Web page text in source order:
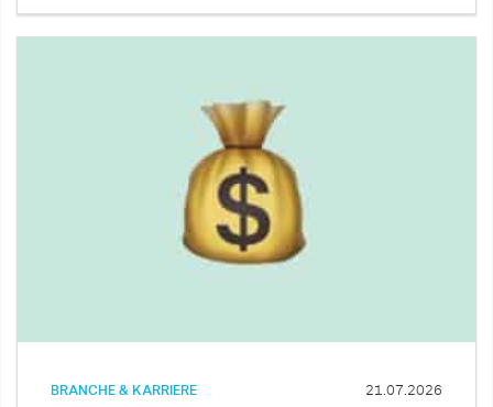
BRANCHE & KARRIERE 21.07.2026